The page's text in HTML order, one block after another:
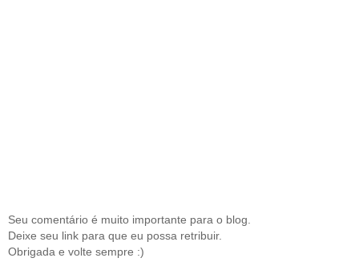
Seu comentário é muito importante para o blog.
Deixe seu link para que eu possa retribuir.
Obrigada e volte sempre :)